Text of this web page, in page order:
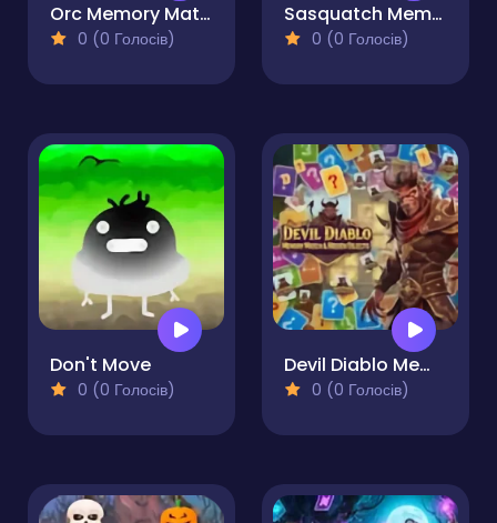
Orc Memory Match
0 (0 Голосів)
Sasquatch Memory Match & Educational
0 (0 Голосів)
Don't Move
0 (0 Голосів)
Devil Diablo Memory Match & Hidden Objects
0 (0 Голосів)